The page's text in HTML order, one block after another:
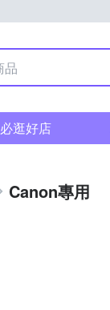
必逛好店
Canon專用